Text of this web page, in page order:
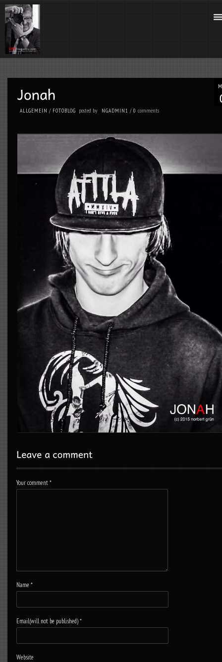
ALLGEMEIN / FOTOBLOG posted by NGADMIN1 /0comments
Your comment*
Name*
Email(will not be published)*
Website